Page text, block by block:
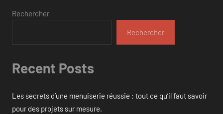
Rechercher
Rechercher
Recent Posts
Les secrets d’une menuiserie réussie : tout ce qu’il faut savoir
pour des projets sur mesure.